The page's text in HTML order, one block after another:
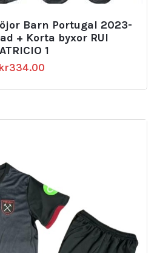
Barn Portugal 2023-
+ Korta byxor RUI
1
kr334.00